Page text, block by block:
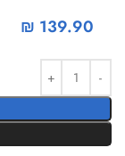
₪ 139.90